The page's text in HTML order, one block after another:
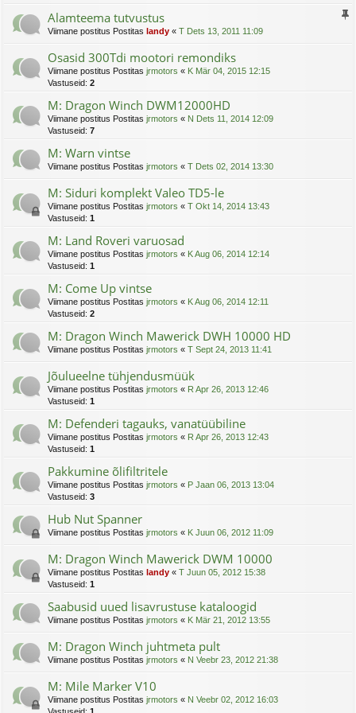
Alamteema tutvustus
Viimane postitus Postitas landy « T Dets 13, 2011 11:09
Osasid 300Tdi mootori remondiks
Viimane postitus Postitas jrmotors « K Mär 04, 2015 12:15
Vastuseid: 2
M: Dragon Winch DWM12000HD
Viimane postitus Postitas jrmotors « N Dets 11, 2014 12:09
Vastuseid: 7
M: Warn vintse
Viimane postitus Postitas jrmotors « T Dets 02, 2014 13:30
M: Siduri komplekt Valeo TD5-le
Viimane postitus Postitas jrmotors « T Okt 14, 2014 13:43
Vastuseid: 1
M: Land Roveri varuosad
Viimane postitus Postitas jrmotors « K Aug 06, 2014 12:14
Vastuseid: 1
M: Come Up vintse
Viimane postitus Postitas jrmotors « K Aug 06, 2014 12:11
Vastuseid: 2
M: Dragon Winch Mawerick DWH 10000 HD
Viimane postitus Postitas jrmotors « T Sept 24, 2013 11:41
Jõulueelne tühjendusmüük
Viimane postitus Postitas jrmotors « R Apr 26, 2013 12:46
Vastuseid: 1
M: Defenderi tagauks, vanatüübiline
Viimane postitus Postitas jrmotors « R Apr 26, 2013 12:43
Vastuseid: 1
Pakkumine õlifiltritele
Viimane postitus Postitas jrmotors « P Jaan 06, 2013 13:04
Vastuseid: 3
Hub Nut Spanner
Viimane postitus Postitas jrmotors « K Juun 06, 2012 11:09
M: Dragon Winch Mawerick DWM 10000
Viimane postitus Postitas landy « T Juun 05, 2012 15:38
Vastuseid: 1
Saabusid uued lisavrustuse kataloogid
Viimane postitus Postitas jrmotors « K Mär 21, 2012 13:55
M: Dragon Winch juhtmeta pult
Viimane postitus Postitas jrmotors « N Veebr 23, 2012 21:38
M: Mile Marker V10
Viimane postitus Postitas jrmotors « N Veebr 02, 2012 16:03